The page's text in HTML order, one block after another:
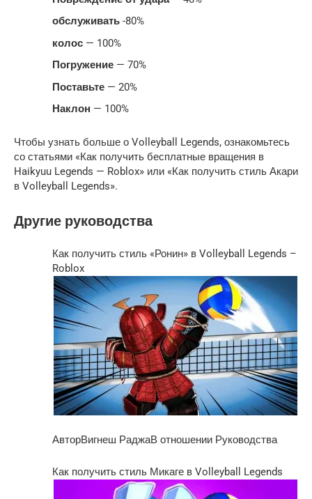
обслуживать -80%
колос — 100%
Погружение — 70%
Поставьте — 20%
Наклон — 100%
Чтобы узнать больше о Volleyball Legends, ознакомьтесь
со статьями «Как получить бесплатные вращения в
Haikyuu Legends — Roblox» или «Как получить стиль Акари
в Volleyball Legends».
Другие руководства
Как получить стиль «Ронин» в Volleyball Legends –
Roblox
АвторВигнеш РаджаВ отношении Руководства
Как получить стиль Микаге в Volleyball Legends